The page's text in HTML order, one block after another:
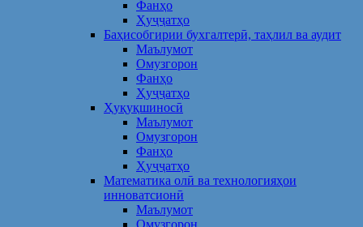
Фанҳо
Ҳуҷҷатҳо
Баҳисобгирии бухгалтерӣ, таҳлил ва аудит
Маълумот
Омузгорон
Фанҳо
Ҳуҷҷатҳо
Ҳуқуқшиносӣ
Маълумот
Омузгорон
Фанҳо
Ҳуҷҷатҳо
Математика олӣ ва технологияҳои
инноватсионӣ
Маълумот
Омузгорон